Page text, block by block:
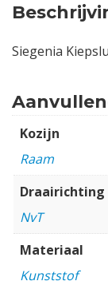
Siegenia
Kozijn
Raam
Draairichting
NvT
Materiaal
Kunststof